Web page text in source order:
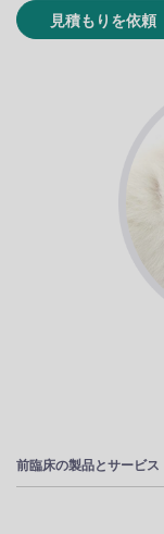
見積もりを依頼
前臨床の製品とサービス